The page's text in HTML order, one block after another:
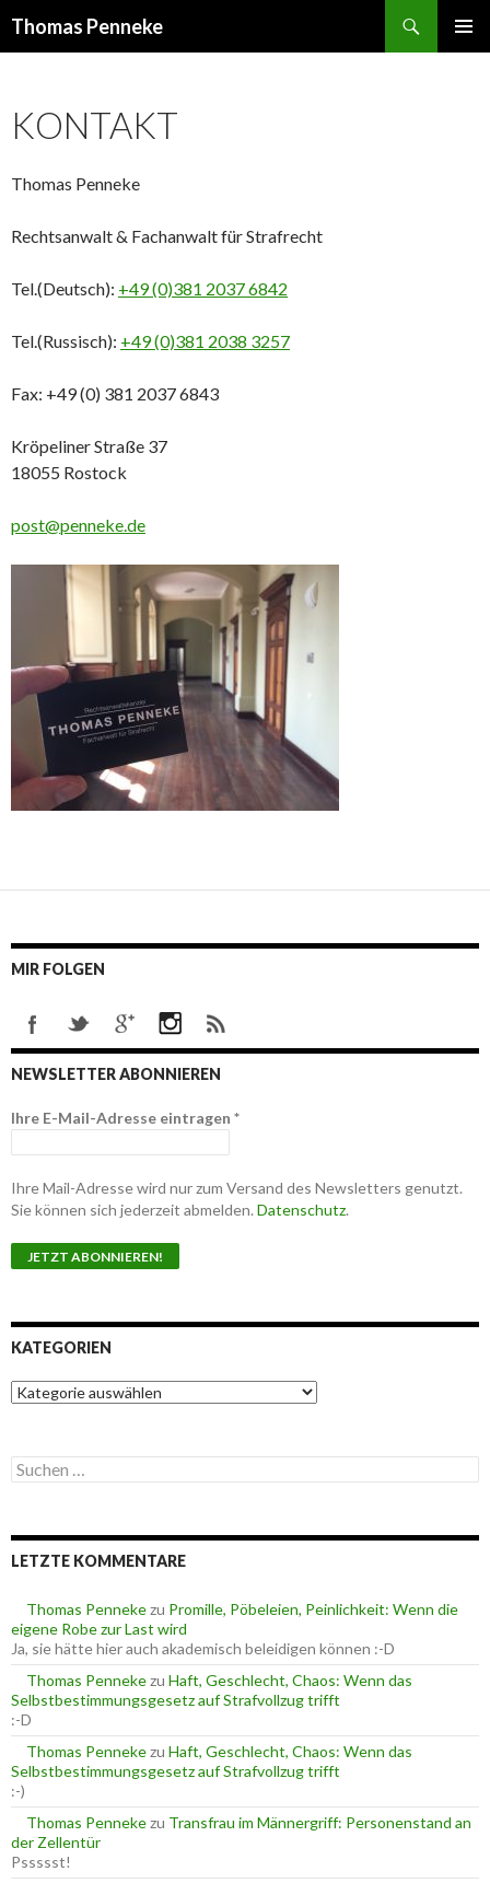
Thomas Penneke
KONTAKT
Thomas Penneke
Rechtsanwalt & Fachanwalt für Strafrecht
Tel.(Deutsch): +49 (0)381 2037 6842
Tel.(Russisch): +49 (0)381 2038 3257
Fax: +49 (0) 381 2037 6843
Kröpeliner Straße 37
18055 Rostock
post@penneke.de
MIR FOLGEN
NEWSLETTER ABONNIEREN
Ihre E-Mail-Adresse eintragen *
Ihre Mail-Adresse wird nur zum Versand des Newsletters genutzt.
Sie können sich jederzeit abmelden. Datenschutz.
KATEGORIEN
K
a
g
o
n
S
u
e
n
c
h
:
LETZTE KOMMENTARE
Thomas Pennekezu Promille, Pöbeleien, Peinlichkeit: Wenn die
eigene Robe zur Last wird
Ja, sie hätte hier auch akademisch beleidigen können :-D
Thomas Pennekezu Haft, Geschlecht, Chaos: Wenn das
Selbstbestimmungsgesetz auf Strafvollzug trifft
:-D
Thomas Pennekezu Haft, Geschlecht, Chaos: Wenn das
Selbstbestimmungsgesetz auf Strafvollzug trifft
:-)
Thomas Pennekezu Transfrau im Männergriff: Personenstand an
der Zellentür
Pssssst!